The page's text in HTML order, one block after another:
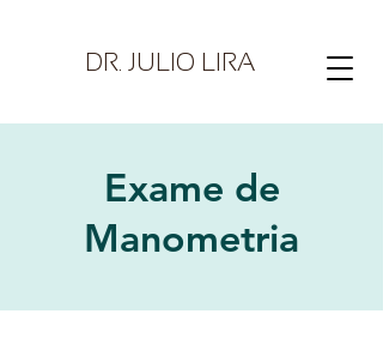
DR. JULIO LIRA
Exame de
Manometria